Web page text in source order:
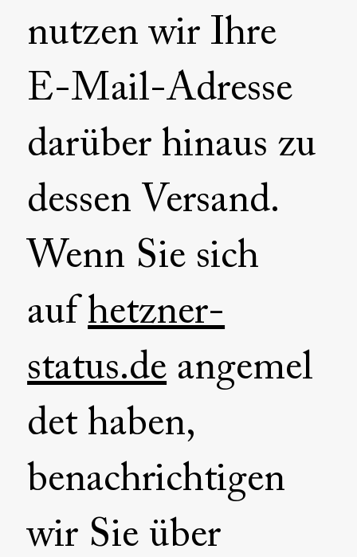
nutzen wir Ihre
E-Mail-Adresse
darüber hinaus zu
dessen Versand.
Wenn Sie sich
auf hetzner-
status.de angemel
det haben,
benachrichtigen
wir Sie über